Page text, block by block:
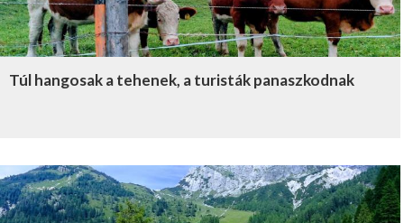
Túl hangosak a tehenek, a turisták panaszkodnak